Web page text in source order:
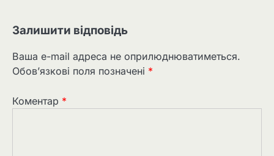
Залишити відповідь
Ваша e-mail адреса не оприлюднюватиметься.
Обов’язкові поля позначені *
Коментар *